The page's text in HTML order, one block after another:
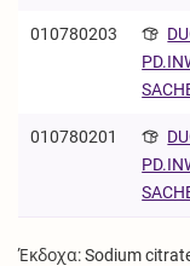
010780203
010780201
Έκδοχα: Sodium